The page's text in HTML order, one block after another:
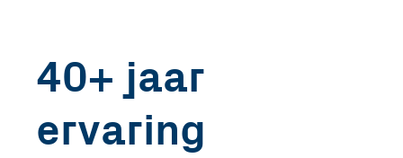
40+ jaar
ervaring